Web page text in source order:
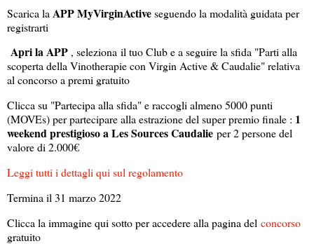
Scarica la APP MyVirginActiveseguendo la modalità guidata per
registrarti
Apri la APP , seleziona il tuo Club e a seguire la sfida "Parti alla
scoperta della Vinotherapie con Virgin Active & Caudalie" relativa
al concorso a premi gratuito
Clicca su "Partecipa alla sfida" e raccogli almeno 5000 punti
(MOVEs) per partecipare alla estrazione del super premio finale : 1
weekend prestigioso a Les Sources Caudalie per 2 persone del
valore di 2.000€
Leggi tutti i dettagli qui sul regolamento
Termina il 31 marzo 2022
Clicca la immagine qui sotto per accedere alla pagina del concorso
gratuito